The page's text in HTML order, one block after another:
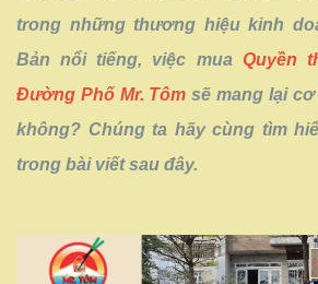
trong những thương hiệu kinh
Bản nổi tiếng, việc mua Quyền
Đường Phố Mr. Tôm sẽ mang lại
không? Chúng ta hãy cùng tìm
trong bài viết sau đây.